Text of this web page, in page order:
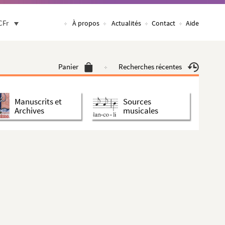
À propos Actualités Contact Aide
Panier Recherches récentes
Manuscrits et
Archives
Sources
musicales